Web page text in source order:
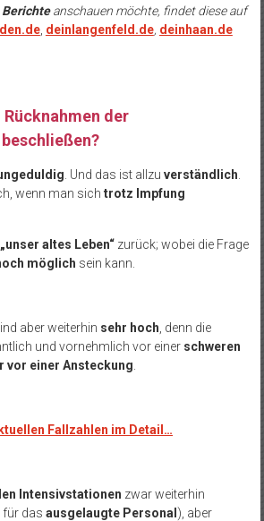
anschauen möchte, findet diese auf
, deinlangenfeld.de, deinhaan.de
der
. Und das ist allzu verständlich
wenn man sich trotz Impfung
„unser altes Leben“zurück; wobei die Frage
möglich sein kann.
aber weiterhin sehr hoch , denn die
und vornehmlich vor einer schweren
vor einer Ansteckung
Fallzahlen im Detail…
Intensivstationen zwar weiterhin
das ausgelaugte Personal), aber